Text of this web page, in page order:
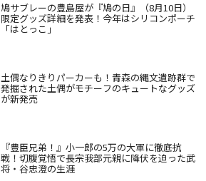
鳩サブレーの豊島屋が『鳩の日』（8月10日）
限定グッズ詳細を発表！今年はシリコンポーチ
「はとっこ」
土偶なりきりパーカーも！青森の縄文遺跡群で
発掘された土偶がモチーフのキュートなグッズ
が新発売
『豊臣兄弟！』小一郎の5万の大軍に徹底抗
戦！切腹覚悟で長宗我部元親に降伏を迫った武
将・谷忠澄の生涯